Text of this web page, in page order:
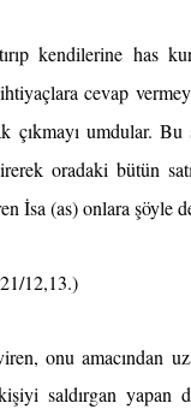
kendilerine has
cevap
umdular. Bu
oradaki bütün
İsa (as) onlara şöyle
12,13.)
onu amacından
saldırgan yapan